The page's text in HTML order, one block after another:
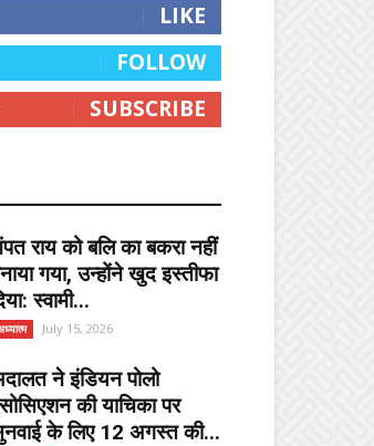
LIKE
FOLLOW
SUBSCRIBE
राय को बलि का बकरा नहीं
गया, उन्होंने खुद इस्तीफा
स्वामी...
July 15, 2026
ने इंडियन पोलो
की याचिका पर
के लिए 12 अगस्त की...